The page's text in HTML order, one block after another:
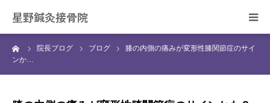
星野鍼灸接骨院
院長ブログ ブログ
膝の内側の痛みが変形性膝関節症のサイ
ンか…
ホーム